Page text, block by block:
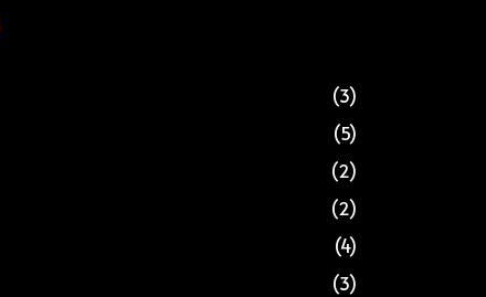
(3)
(5)
(2)
(2)
(4)
(3)